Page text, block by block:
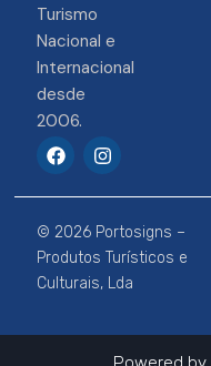
Turismo
Nacional e
Internacional
desde
2006.
F
a
e
b
o
o
k
I
n
t
a
g
r
a
m
© 2026 Portosigns –
Produtos Turísticos e
Culturais, Lda